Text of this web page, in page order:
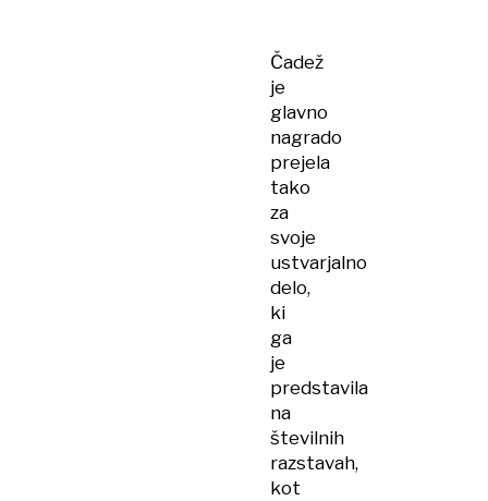
Čadež
je
glavno
nagrado
prejela
tako
za
svoje
ustvarjalno
delo,
ki
ga
je
predstavila
na
številnih
razstavah,
kot